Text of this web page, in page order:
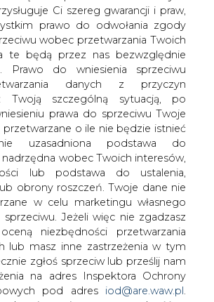
Prawo do wniesienia sprzeciwu
danych z przyczyn
Twoją szczególną sytuacją, po
prawa do sprzeciwu Twoje
o ile nie będzie istnieć
uzasadniona podstawa do
nadrzędna wobec Twoich interesów,
lub podstawa do ustalenia,
obrony roszczeń. Twoje dane nie
w celu marketingu własnego
sprzeciwu. Jeżeli więc nie zgadzasz
niezbędności przetwarzania
lub masz inne zastrzeżenia w tym
zgłoś sprzeciw lub prześlij nam
na adres Inspektora Ochrony
pod adresiod@are.waw.pl.
nie wpływa na zgodność z
dokonanego przed jej
z mieszkańcami w
Białołęka 14 grudnia
została ostateczna
renowacji terenów
po budowie
do EC
która realizowała konsultacje na
przedstawiła wyniki pracy
krajobrazu. Na kilkudziesięciu
zaprezentowano wytyczne
i dendrologiczne, które
dla tych obszarów dobór drzew